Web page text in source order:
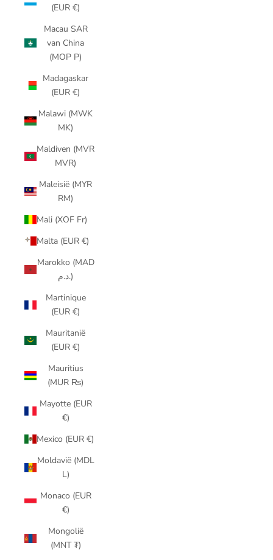
(EUR €)
Macau SAR
van China
(MOP P)
Madagaskar
(EUR €)
Malawi (MWK
MK)
Maldiven (MVR
MVR)
Maleisië (MYR
RM)
Mali (XOF Fr)
Malta (EUR €)
Marokko (MAD
د.م.)
Martinique
(EUR €)
Mauritanië
(EUR €)
Mauritius
(MUR ₨)
Mayotte (EUR
€)
Mexico (EUR €)
Moldavië (MDL
L)
Monaco (EUR
€)
Mongolië
(MNT ₮)